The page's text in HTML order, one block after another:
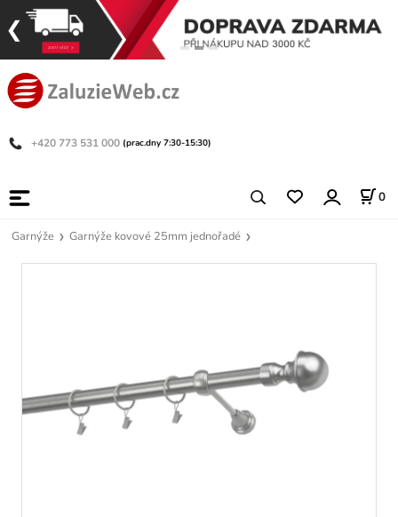
+420 773 531 000 (prac.dny 7:30-15:30)
0
Garnýže Garnýže kovové 25mm jednořadé